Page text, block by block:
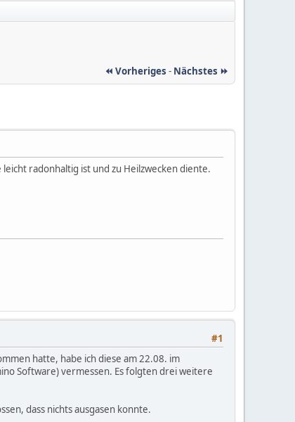
⏪ Vorheriges - Nächstes ⏩
radonhaltig ist und zu Heilzwecken diente.
#1
hatte, habe ich diese am 22.08. im
Software) vermessen. Es folgten drei weitere
dass nichts ausgasen konnte.